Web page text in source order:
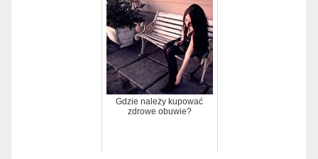
Gdzie należy kupować
zdrowe obuwie?